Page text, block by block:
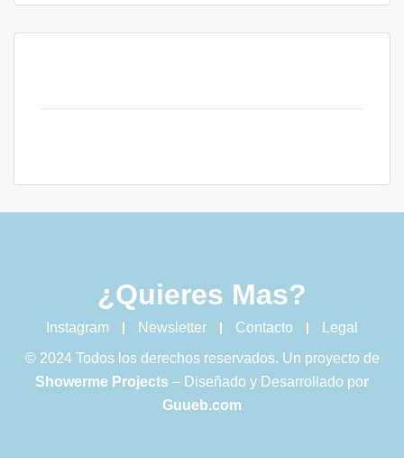
¿Quieres Mas?
Instagram Newsletter Contacto
Legal
© 2024 Todos los derechos reservados. Un proyecto de
Showerme Projects – Diseñado y Desarrollado por
Guueb.com